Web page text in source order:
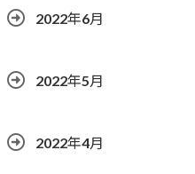
2022年6月
2022年5月
2022年4月